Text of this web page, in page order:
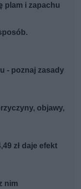
plam i zapachu
- poznaj zasady
objawy,
zł daje efekt
nim